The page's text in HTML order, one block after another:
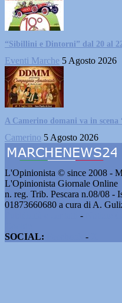
“Sibillini e Dintorni” dal 20 al
Eventi Marche 5 Agosto 2026
A Camerino domani va in
Camerino 5 Agosto 2026
L'Opinionista © since 2008 -
L'Opinionista Giornale Online
n. reg. Trib. Pescara n.08/08 -
01873660680 a cura di A.
-
SOCIAL:
-